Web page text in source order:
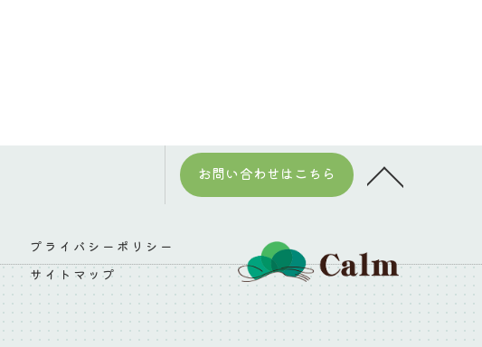
お問い合わせはこちら
プライバシーポリシー
サイトマップ